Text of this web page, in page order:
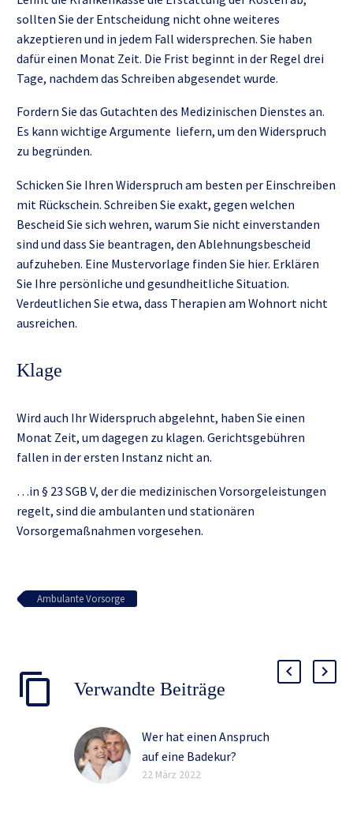
sollten Sie der Entscheidung nicht ohne weiteres
akzeptieren und in jedem Fall widersprechen. Sie haben
dafür einen Monat Zeit. Die Frist beginnt in der Regel drei
Tage, nachdem das Schreiben abge­sendet wurde.
Fordern Sie das Gutachten des Medizi­nischen Dienstes an.
Es kann wichtige Argumente liefern, um den Wider­spruch
zu begründen.
Schi­cken Sie Ihren Wider­spruch am besten per Einschreiben
mit Rück­schein. Schreiben Sie exakt, gegen welchen
Bescheid Sie sich wehren, warum Sie nicht einverstanden
sind und dass Sie beantragen, den Ablehnungs­bescheid
aufzuheben. Eine Mustervorlage finden Sie hier. Erklären
Sie Ihre persönliche und gesundheitliche Situation.
Verdeutlichen Sie etwa, dass Therapien am Wohn­ort nicht
ausreichen.
Klage
Wird auch Ihr Wider­spruch abge­lehnt, haben Sie einen
Monat Zeit, um dagegen zu klagen. Gerichts­gebühren
fallen in der ersten Instanz nicht an.
…in § 23 SGB V, der die medizinischen Vorsorgeleistungen
regelt, sind die ambulanten und stationären
Vorsorgemaßnahmen vorgesehen.
Ambulante Vorsorge
Verwandte Beiträge
Wer hat einen Anspruch
auf eine Badekur?
Jeder gesetzlich
22 März 2022